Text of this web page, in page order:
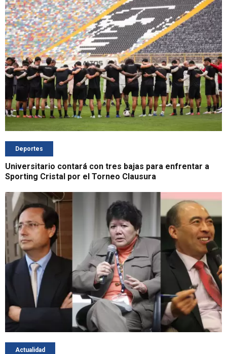
Deportes
Universitario contará con tres bajas para enfrentar a
Sporting Cristal por el Torneo Clausura
Actualidad